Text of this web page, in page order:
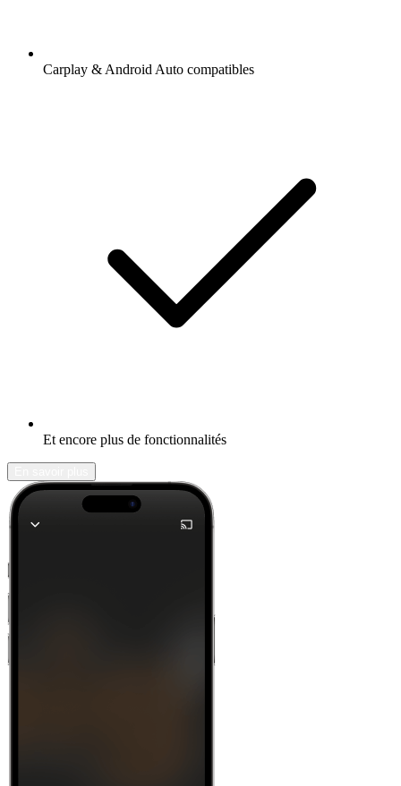
Carplay & Android Auto compatibles
Et encore plus de fonctionnalités